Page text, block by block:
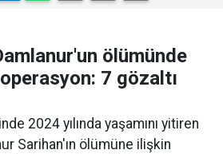
ölümünde
7 gözaltı
2024 yılında yaşamını yitiren
Sarihan'ın ölümüne ilişkin